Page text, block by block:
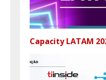
Capacity LATAM